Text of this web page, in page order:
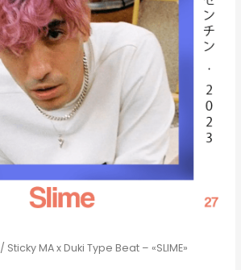
/ Sticky MA x Duki Type Beat – «SLIME»